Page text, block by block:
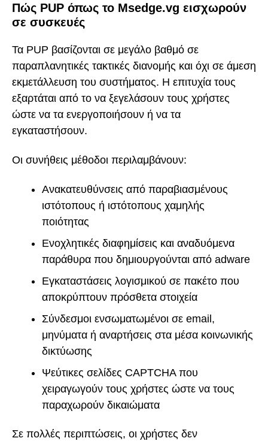
Πώς PUP όπως το Msedge.vg εισχωρούν
σε συσκευές
Τα PUP βασίζονται σε μεγάλο βαθμό σε
παραπλανητικές τακτικές διανομής και όχι σε άμεση
εκμετάλλευση του συστήματος. Η επιτυχία τους
εξαρτάται από το να ξεγελάσουν τους χρήστες
ώστε να τα ενεργοποιήσουν ή να τα
εγκαταστήσουν.
Οι συνήθεις μέθοδοι περιλαμβάνουν:
Ανακατευθύνσεις από παραβιασμένους
ιστότοπους ή ιστότοπους χαμηλής
ποιότητας
Ενοχλητικές διαφημίσεις και αναδυόμενα
παράθυρα που δημιουργούνται από adware
Εγκαταστάσεις λογισμικού σε πακέτο που
αποκρύπτουν πρόσθετα στοιχεία
Σύνδεσμοι ενσωματωμένοι σε email,
μηνύματα ή αναρτήσεις στα μέσα κοινωνικής
δικτύωσης
Ψεύτικες σελίδες CAPTCHA που
χειραγωγούν τους χρήστες ώστε να τους
παραχωρούν δικαιώματα
Σε πολλές περιπτώσεις, οι χρήστες δεν